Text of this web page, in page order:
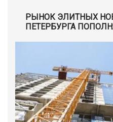
РЫНОК ЭЛИТНЫХ
ПЕТЕРБУРГА